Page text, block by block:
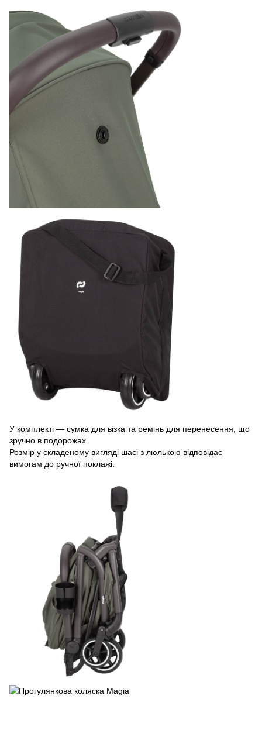
У комплекті — сумка для візка та ремінь для перенесення, що
зручно в подорожах.
Розмір у складеному вигляді шасі з люлькою відповідає
вимогам до ручної поклажі.